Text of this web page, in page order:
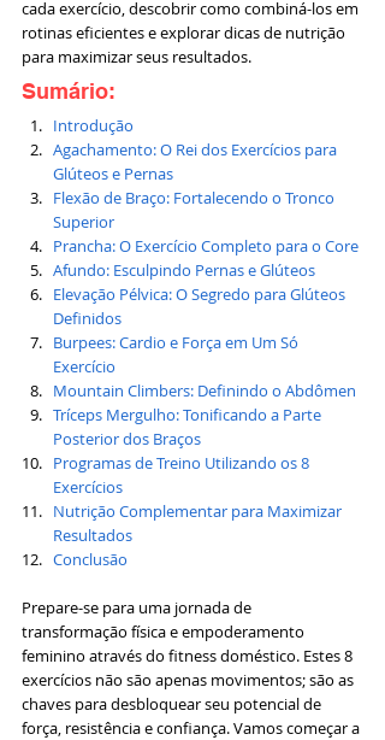
cada exercício, descobrir como combiná-los em
rotinas eficientes e explorar dicas de nutrição
para maximizar seus resultados.
Sumário:
Introdução
Agachamento: O Rei dos Exercícios para
Glúteos e Pernas
Flexão de Braço: Fortalecendo o Tronco
Superior
Prancha: O Exercício Completo para o Core
Afundo: Esculpindo Pernas e Glúteos
Elevação Pélvica: O Segredo para Glúteos
Definidos
Burpees: Cardio e Força em Um Só
Exercício
Mountain Climbers: Definindo o Abdômen
Tríceps Mergulho: Tonificando a Parte
Posterior dos Braços
Programas de Treino Utilizando os 8
Exercícios
Nutrição Complementar para Maximizar
Resultados
Conclusão
Prepare-se para uma jornada de
transformação física e empoderamento
feminino através do fitness doméstico. Estes 8
exercícios não são apenas movimentos; são as
chaves para desbloquear seu potencial de
força, resistência e confiança. Vamos começar a